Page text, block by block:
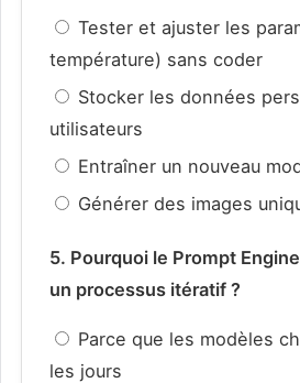
Tester et ajuster les
température) sans coder
Stocker les données
utilisateurs
Entraîner un nouveau
Générer des images
5. Pourquoi le Prompt
un processus itératif ?
Parce que les modèles
les jours